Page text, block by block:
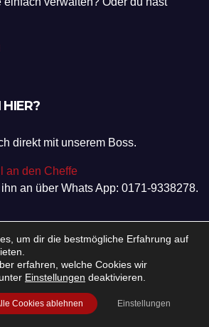
direkt mit unserem Boss.
an den Cheffe
an über Whats App: 0171-9338278.
um dir die bestmögliche Erfahrung auf
erfahren, welche Cookies wir
Einstellungen deaktivieren.
Cookies ablehnen Einstellungen